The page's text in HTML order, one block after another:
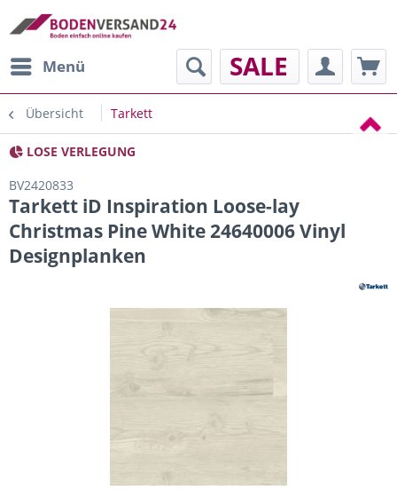
Menü SALE
Übersicht Tarkett
LOSE VERLEGUNG
BV2420833
Tarkett iD Inspiration Loose-lay
Christmas Pine White 24640006 Vinyl
Designplanken